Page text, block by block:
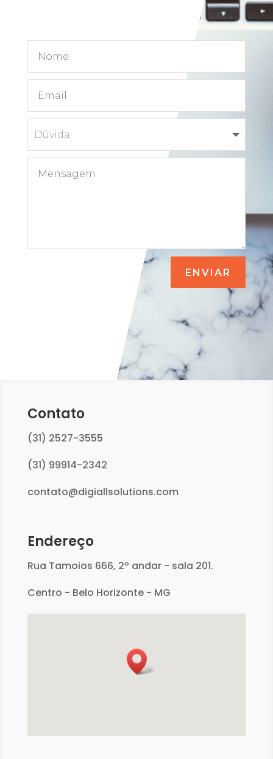
ENVIAR
Contato
(31) 2527-3555
(31) 99914-2342
contato@digiallsolutions.com
Endereço
Rua Tamoios 666, 2º andar - sala 201.
Centro - Belo Horizonte - MG